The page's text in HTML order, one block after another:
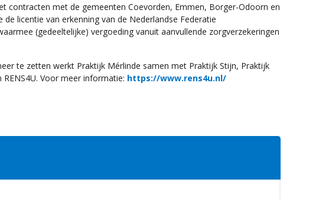
contracten met de gemeenten Coevorden, Emmen, Borger-Odoorn en
licentie van erkenning van de Nederlandse Federatie
(gedeeltelijke) vergoeding vanuit aanvullende zorgverzekeringen
te zetten werkt Praktijk Mérlinde samen met Praktijk Stijn, Praktijk
Voor meer informatie: https://www.rens4u.nl/